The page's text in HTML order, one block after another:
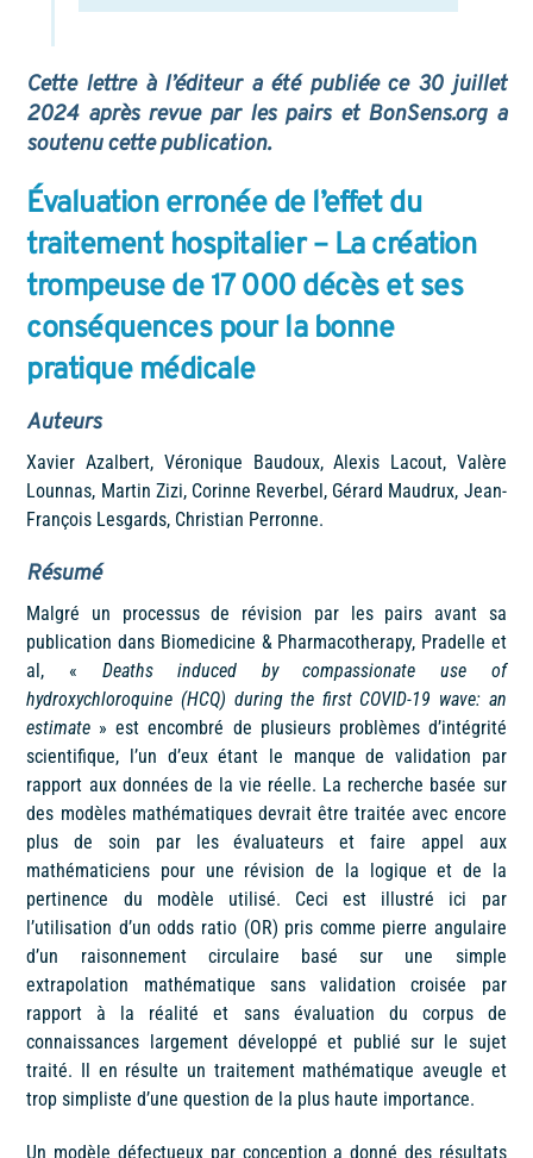
Cette lettre à l’éditeur a été publiée ce 30 juillet
2024 après revue par les pairs et BonSens.org a
soutenu cette publication.
Évaluation erronée de l’effet du
traitement hospitalier – La création
trompeuse de 17 000 décès et ses
conséquences pour la bonne
pratique médicale
Auteurs
Xavier Azalbert, Véronique Baudoux, Alexis Lacout, Valère
Lounnas, Martin Zizi, Corinne Reverbel, Gérard Maudrux, Jean-
François Lesgards, Christian Perronne.
Résumé
Malgré un processus de révision par les pairs avant sa
publication dans Biomedicine & Pharmacotherapy, Pradelle et
al, « Deaths induced by compassionate use of
hydroxychloroquine (HCQ) during the first COVID-19 wave: an
estimate » est encombré de plusieurs problèmes d’intégrité
scientifique, l’un d’eux étant le manque de validation par
rapport aux données de la vie réelle. La recherche basée sur
des modèles mathématiques devrait être traitée avec encore
plus de soin par les évaluateurs et faire appel aux
mathématiciens pour une révision de la logique et de la
pertinence du modèle utilisé. Ceci est illustré ici par
l’utilisation d’un odds ratio (OR) pris comme pierre angulaire
d’un raisonnement circulaire basé sur une simple
extrapolation mathématique sans validation croisée par
rapport à la réalité et sans évaluation du corpus de
connaissances largement développé et publié sur le sujet
traité. Il en résulte un traitement mathématique aveugle et
trop simpliste d’une question de la plus haute importance.
Un modèle défectueux par conception a donné des résultats